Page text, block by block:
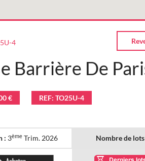
4
Barrière De
€ REF: TO25U-4
: 3ème Trim. 2026 Nombre de lots